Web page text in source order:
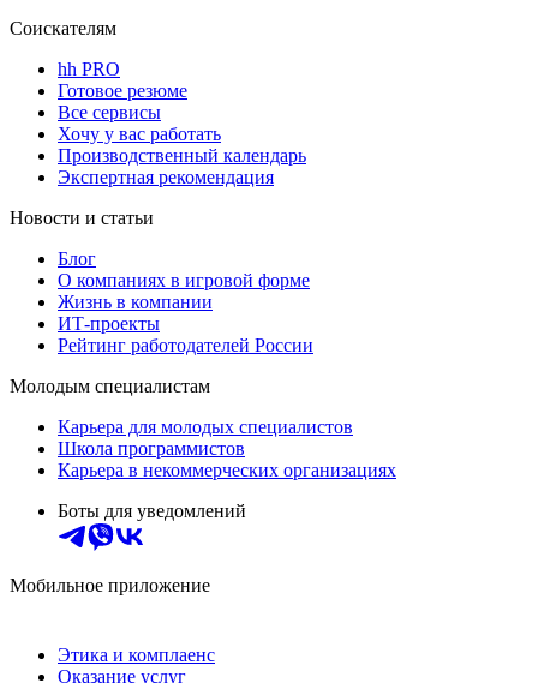
Соискателям
hh PRO
Готовое резюме
Все сервисы
Хочу у вас работать
Производственный календарь
Экспертная рекомендация
Новости и статьи
Блог
О компаниях в игровой форме
Жизнь в компании
ИТ-проекты
Рейтинг работодателей России
Молодым специалистам
Карьера для молодых специалистов
Школа программистов
Карьера в некоммерческих организациях
Боты для уведомлений
Мобильное приложение
Этика и комплаенс
Оказание услуг